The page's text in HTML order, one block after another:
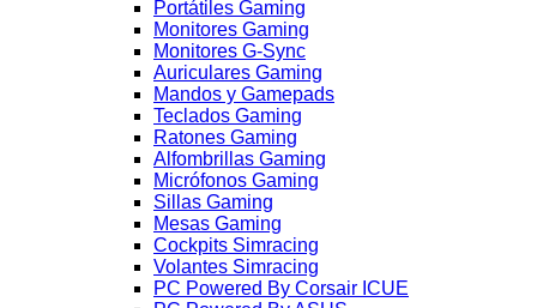
Portátiles Gaming
Monitores Gaming
Monitores G-Sync
Auriculares Gaming
Mandos y Gamepads
Teclados Gaming
Ratones Gaming
Alfombrillas Gaming
Micrófonos Gaming
Sillas Gaming
Mesas Gaming
Cockpits Simracing
Volantes Simracing
PC Powered By Corsair ICUE